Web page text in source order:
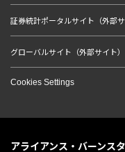
証券統計ポータルサイト（外部サ
グローバルサイト（外部サイト）
Cookies Settings
アライアンス・バーンス